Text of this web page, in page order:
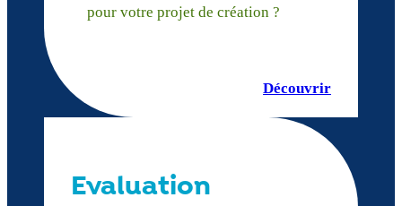
pour votre projet de création ?
Découvrir
Evaluation